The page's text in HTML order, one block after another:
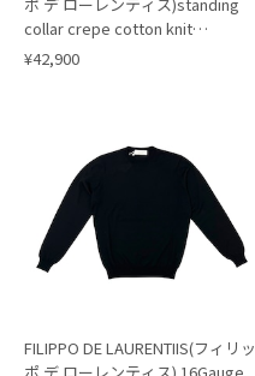
ポ デ ローレンティス)standing
collar crepe cotton knit
cardigan/NAVY(890)
¥42,900
FILIPPO DE LAURENTIIS(フィリッ